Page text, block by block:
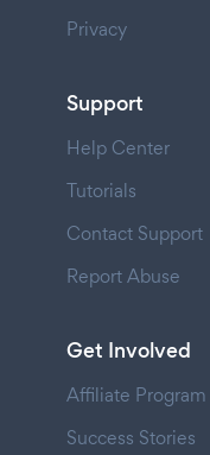
Privacy
Support
Help Center
Tutorials
Contact Support
Report Abuse
Get Involved
Affiliate Program
Success Stories